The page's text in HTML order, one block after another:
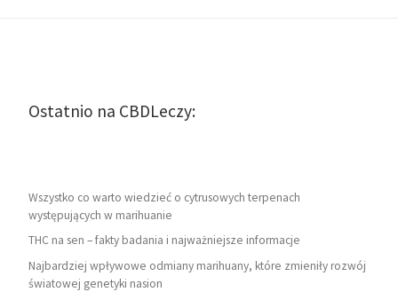
Ostatnio na CBDLeczy:
Wszystko co warto wiedzieć o cytrusowych terpenach
występujących w marihuanie
THC na sen – fakty badania i najważniejsze informacje
Najbardziej wpływowe odmiany marihuany, które zmieniły rozwój
światowej genetyki nasion